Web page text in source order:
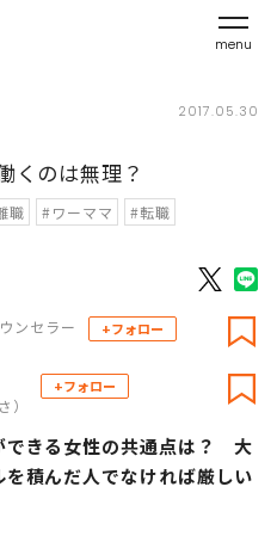
menu
2017.05.30
くのは無理？
職 #ワーママ
#転職
ンセラー
+フォロー
）
+フォロー
できる女性の共通点は？ 大
積んだ人でなければ厳しい